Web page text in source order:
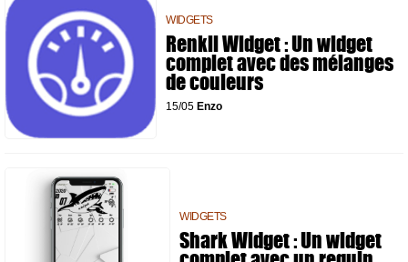
WIDGETS
Renkli Widget : Un widget
complet avec des mélanges
de couleurs
15/05Enzo
WIDGETS
Shark Widget : Un widget